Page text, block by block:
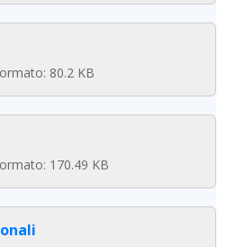
80.2 KB
170.49 KB